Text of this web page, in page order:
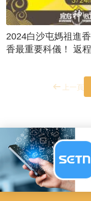
2024白沙屯媽祖進
香最重要科儀！ 返
上一頁